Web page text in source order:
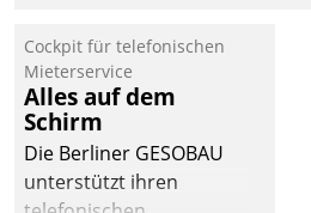
Cockpit für telefonischen
Mieterservice
Alles auf dem
Schirm
Die Berliner GESOBAU
unterstützt ihren